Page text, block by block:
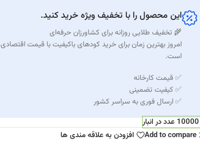
این محصول را با تخفیف ویژه خرید کنید.
🌾 تخفیف طلایی روزانه برای کشاورزان حرفه‌ای
امروز بهترین زمان برای خرید کودهای باکیفیت با قیمت اقتصادی
است.
✅ قیمت کارخانه
✅ کیفیت تضمینی
✅ ارسال فوری به سراسر کشور
10000 عدد در انبار
Add to compare
افزودن به علاقه مندی ها